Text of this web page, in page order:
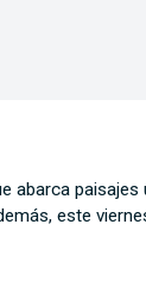
abarca
este